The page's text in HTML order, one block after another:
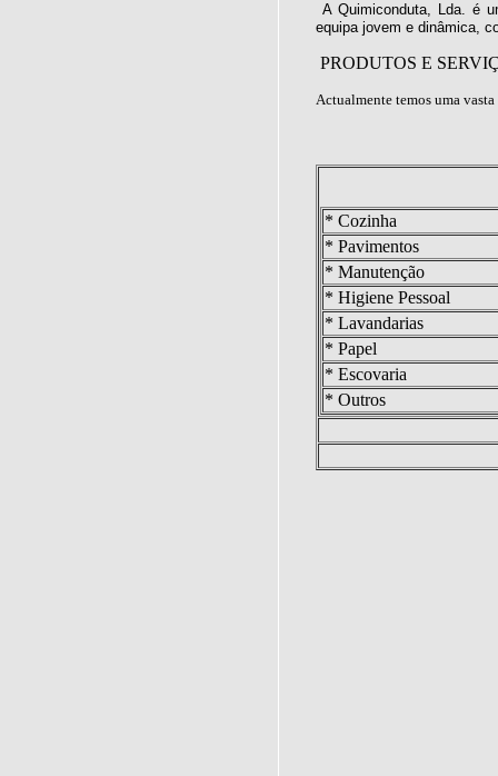
A Quimiconduta, Lda. é
equipa jovem e dinâmica,
PRODUTOS E
Actualmente temos uma
* Cozinha
* Pavimentos
* Manutenção
* Higiene Pessoal
* Lavandarias
* Papel
* Escovaria
* Outros